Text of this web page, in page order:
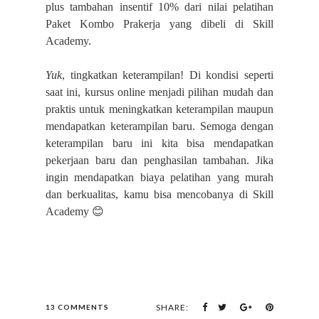
plus tambahan insentif 10% dari nilai pelatihan
Paket Kombo Prakerja yang dibeli di Skill
Academy.
Yuk, tingkatkan keterampilan! Di kondisi seperti
saat ini, kursus online menjadi pilihan mudah dan
praktis untuk meningkatkan keterampilan maupun
mendapatkan keterampilan baru. Semoga dengan
keterampilan baru ini kita bisa mendapatkan
pekerjaan baru dan penghasilan tambahan. Jika
ingin mendapatkan biaya pelatihan yang murah
dan berkualitas, kamu bisa mencobanya di Skill
Academy 😊
13 COMMENTS SHARE: